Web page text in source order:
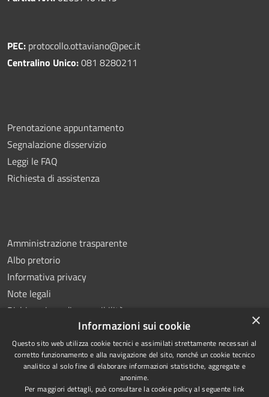
PEC: protocollo.ottaviano@pec.it
Centralino Unico:081 8280211
Prenotazione appuntamento
Segnalazione disservizio
Leggi le FAQ
Richiesta di assistenza
Amministrazione trasparente
Albo pretorio
Informativa privacy
Note legali
Dichiarazione di accessibilità
RSS
Accessibilità
Copyright © 2026 • Comune di
Ottaviano • Powered by
×
Informazioni sui cookie
Questo sito web utilizza cookie tecnici e assimilati strettamente necessari al
corretto funzionamento e alla navigazione del sito, nonché un cookie tecnico
analitico al solo fine di elaborare informazioni statistiche, aggregate e
anonime.
Per maggiori dettagli, può consultare la cookie policy al seguente link